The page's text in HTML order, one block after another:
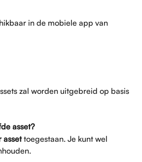
in de mobiele app van
zal worden uitgebreid op basis
asset?
asset toegestaan. Je kunt wel